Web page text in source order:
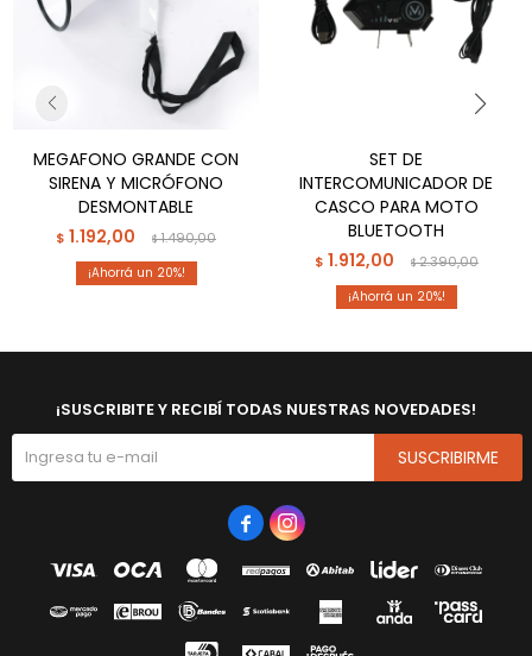
MEGAFONO GRANDE CON
SIRENA Y MICRÓFONO
DESMONTABLE
$ 1.192,00 $1.490,00
20
SET DE
INTERCOMUNICADOR DE
CASCO PARA MOTO
BLUETOOTH
$ 1.912,00 $2.390,00
20
¡SUSCRIBITE Y RECIBÍ TODAS NUESTRAS NOVEDADES!
SUSCRIBIRME
 